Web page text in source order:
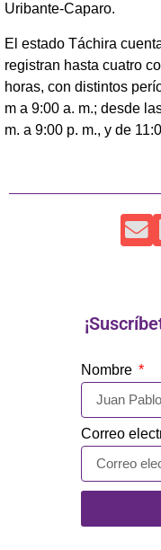
Uribante-Caparo.
El estado Táchira
registran hasta cuatro
horas, con distintos
m a 9:00 a. m.; desde
m. a 9:00 p. m., y de
Nombre
Correo